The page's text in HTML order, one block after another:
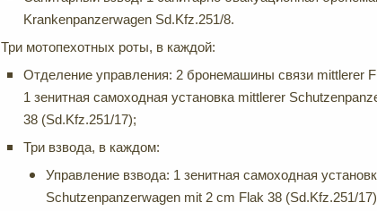
Krankenpanzerwagen Sd.Kfz.251/8.
Три мотопехотных роты, в каждой:
Отделение управления: 2 бронемашины связи mittlerer
1 зенитная самоходная установка mittlerer
38 (Sd.Kfz.251/17);
Три взвода, в каждом:
Управление взвода: 1 зенитная самоходная
Schutzenpanzerwagen mit 2 cm Flak 38 (Sd.Kfz.251/